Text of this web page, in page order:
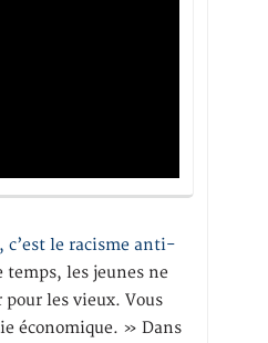
c’est le racisme anti-
temps, les jeunes ne
les vieux. Vous
économique. » Dans